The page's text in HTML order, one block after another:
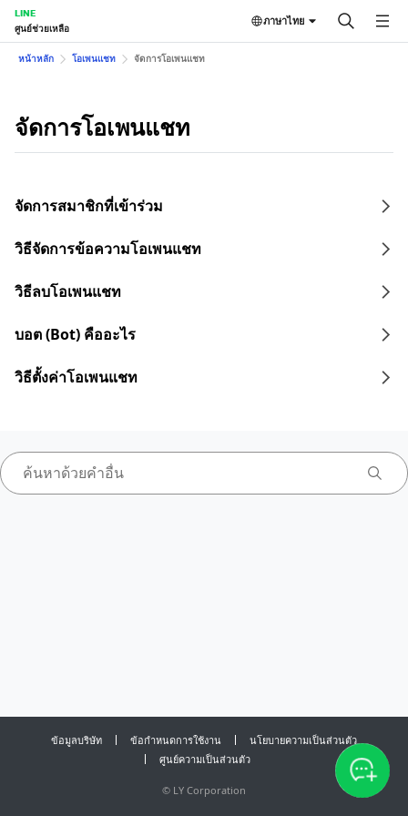
LINE
ศูนย์ช่วยเหลือ
ภาษาไทย
หน้าหลัก โอเพนแชท จัดการโอเพนแชท
จัดการโอเพนแชท
จัดการสมาชิกที่เข้าร่วม
วิธีจัดการข้อความโอเพนแชท
วิธีลบโอเพนแชท
บอต (Bot) คืออะไร
วิธีตั้งค่าโอเพนแชท
ข้อมูลบริษัท ข้อกำหนดการใช้งาน
นโยบายความเป็นส่วนตัว
ศูนย์ความเป็นส่วนตัว
© LY Corporation